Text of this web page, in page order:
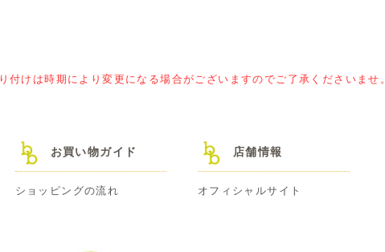
付けは時期により変更になる場合がございますのでご了承くださいませ。
お買い物ガイド
ショッピングの流れ
店舗情報
オフィシャルサイト